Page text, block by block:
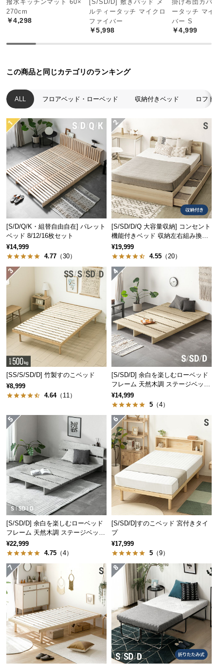
中
型
商
送
小
型
商
品
の
配
送
に
つ
い
て
置
サ
ー
ビ
に
つ
い
て
搬
経
路
に
つ
い
て
返
品・
キ
ャ
ン
ル
つ
い
て
保
撥水キッチンマット 60×
270cm
￥4,298
[S/SD/D] 敷きパッド メ
ルティータッチ マイクロ
ファイバー
￥5,998
掛け布団カバ
ータッチ マイ
バー S
￥4,999
この商品と同じカテゴリのランキング
ALL フロアベッド・ローベッド 収納付きベッド ロフト
[S/D/Q/K・組替自由自在] パレット
ベッド 8/12/16枚セット
¥14,999
4.77 （30）
[S/SD/D/Q 大容量収納] コンセント
機能付きベッド 収納左右組み換え
可能
¥19,999
4.55 （20）
[SS/S/SD/D] 竹製すのこベッド
¥8,999
4.64（11）
[S/SD/D] 余白を楽しむローベッド
フレーム 天然木調 ステージベッド
ロボット掃除機対応
¥14,999
5 （4）
[S/SD/D] 余白を楽しむローベッド
フレーム 天然木調 ステージベッド
2口コンセントタイプ
¥22,999
4.75 （4）
[S/SD/D]すのこベッド 宮付きタイ
プ
¥17,999
5 （9）